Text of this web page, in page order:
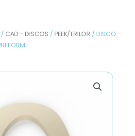
/ CAD - DISCOS / PEEK/TRILOR / DISCO –